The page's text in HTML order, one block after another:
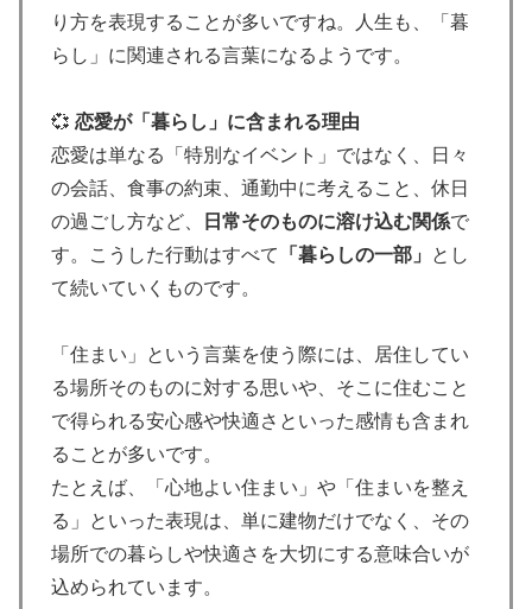
り方を表現することが多いですね。人生も、「暮
らし」に関連される言葉になるようです。
💞 恋愛が「暮らし」に含まれる理由
恋愛は単なる「特別なイベント」ではなく、日々
の会話、食事の約束、通勤中に考えること、休日
の過ごし方など、
日常そのものに溶け込む関係で
す。こうした行動はすべて
「暮らしの一部」
とし
て続いていくものです。
「住まい」という言葉を使う際には、居住してい
る場所そのものに対する思いや、そこに住むこと
で得られる安心感や快適さといった感情も含まれ
ることが多いです。
たとえば、「心地よい住まい」や「住まいを整え
る」といった表現は、単に建物だけでなく、その
場所での暮らしや快適さを大切にする意味合いが
込められています。